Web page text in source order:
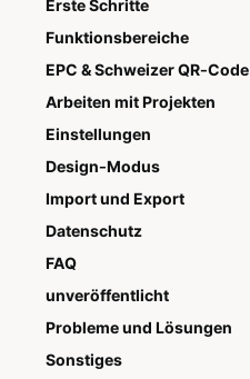
Erste Schritte
Funktionsbereiche
EPC & Schweizer QR-Code
Arbeiten mit Projekten
Einstellungen
Design-Modus
Import und Export
Datenschutz
FAQ
unveröffentlicht
Probleme und Lösungen
Sonstiges